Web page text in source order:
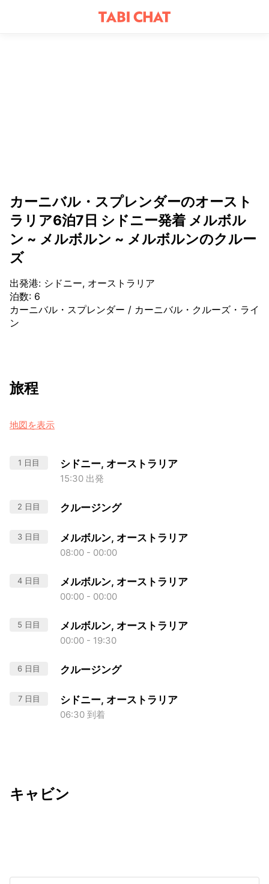
カーニバル・スプレンダーのオースト
ラリア6泊7日 シドニー発着 メルボル
ン ~ メルボルン ~ メルボルンのクルー
ズ
出発港: シドニー, オーストラリア
泊数: 6
カーニバル・スプレンダー / カーニバル・クルーズ・ライ
ン
旅程
地図を表示
1 日目 シドニー, オーストラリア
15:30 出発
2 日目 クルージング
3 日目 メルボルン, オーストラリア
08:00 - 00:00
4 日目 メルボルン, オーストラリア
00:00 - 00:00
5 日目 メルボルン, オーストラリア
00:00 - 19:30
6 日目 クルージング
7 日目 シドニー, オーストラリア
06:30 到着
キャビン